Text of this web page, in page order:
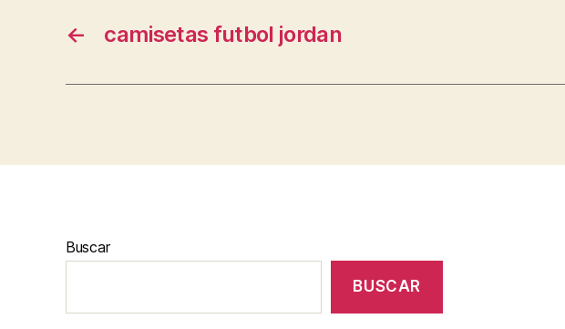
← camisetas futbol jordan
Buscar
BUSCAR